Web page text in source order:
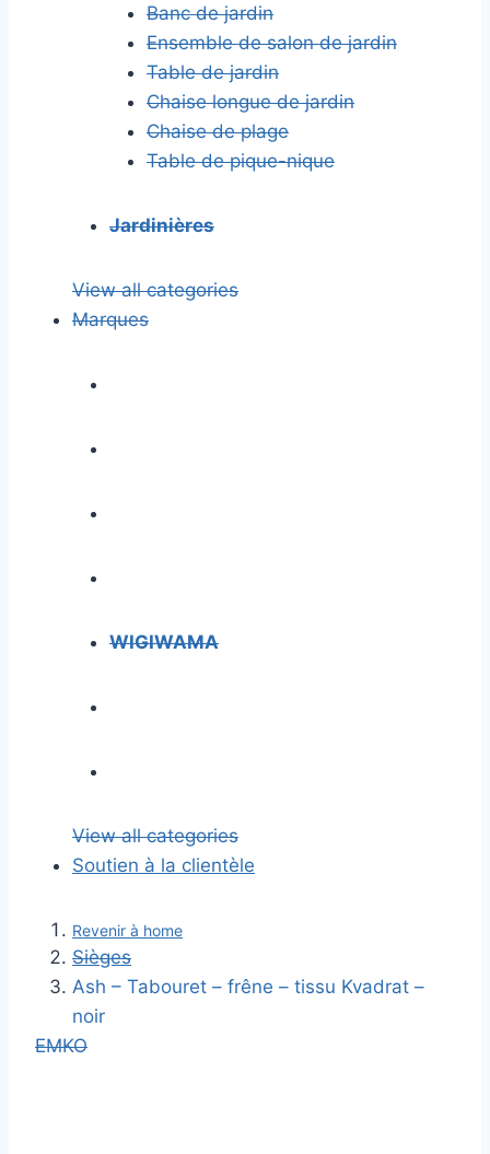
Banc de jardin
Ensemble de salon de jardin
Table de jardin
Chaise longue de jardin
Chaise de plage
Table de pique-nique
Jardinières
View all categories
Marques
WIGIWAMA
View all categories
Soutien à la clientèle
Revenir à home
Sièges
Ash – Tabouret – frêne – tissu Kvadrat –
noir
EMKO